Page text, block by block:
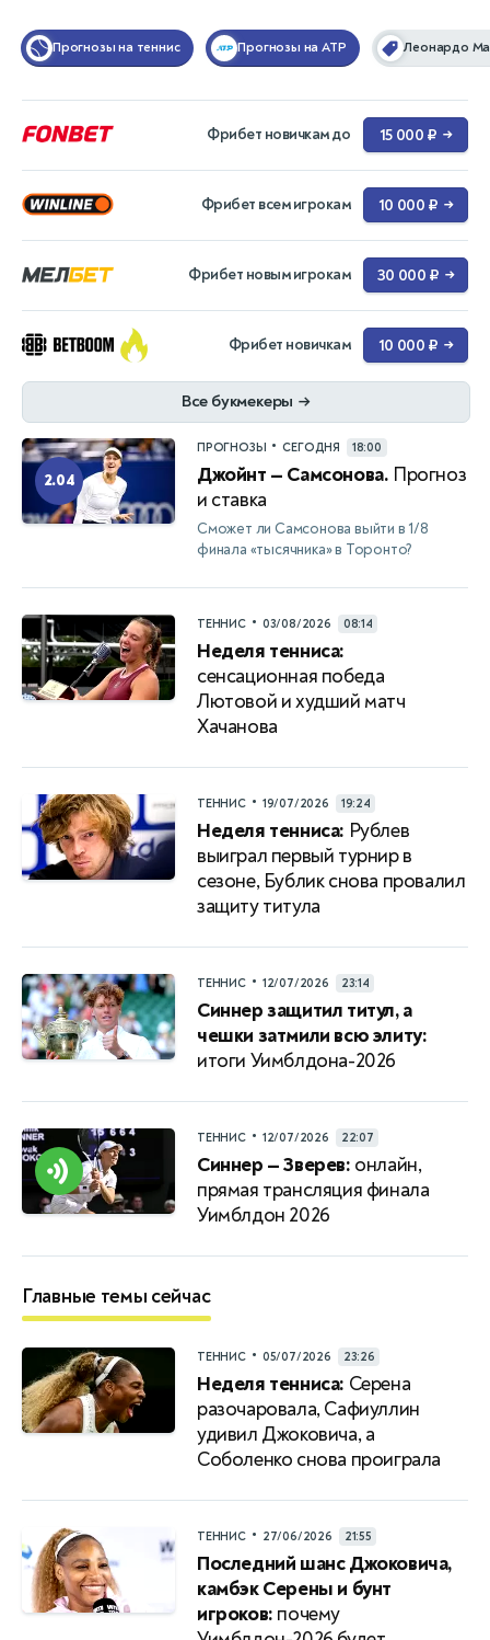
Прогнозы на теннис Прогнозы на ATP Леонардо
Фрибет новичкам до 15 000 ₽ →
Фрибет всем игрокам 10 000 ₽ →
Фрибет новым игрокам 30 000 ₽ →
Фрибет новичкам 10 000 ₽ →
Все букмекеры →
2.04
ПРОГНОЗЫ • СЕГОДНЯ 18:00
Джойнт — Самсонова. Прогноз
и ставка
Сможет ли Самсонова выйти в 1/8
финала «тысячника» в Торонто?
ТЕННИС • 03/08/2026 08:14
Неделя тенниса:
сенсационная победа
Лютовой и худший матч
Хачанова
ТЕННИС • 19/07/2026 19:24
Неделя тенниса: Рублев
выиграл первый турнир в
сезоне, Бублик снова провалил
защиту титула
ТЕННИС • 12/07/2026 23:14
Синнер защитил титул, а
чешки затмили всю элиту:
итоги Уимблдона-2026
ТЕННИС • 12/07/2026 22:07
Синнер — Зверев: онлайн,
прямая трансляция финала
Уимблдон 2026
Главные темы сейчас
ТЕННИС • 05/07/2026 23:26
Неделя тенниса: Серена
разочаровала, Сафиуллин
удивил Джоковича, а
Соболенко снова проиграла
ТЕННИС • 27/06/2026 21:55
Последний шанс Джоковича,
камбэк Серены и бунт
игроков: почему